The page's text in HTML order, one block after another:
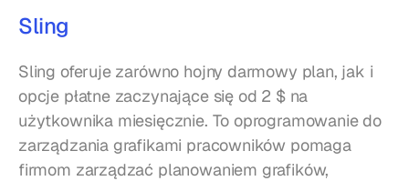
Sling
Sling oferuje zarówno hojny darmowy plan, jak i
opcje płatne zaczynające się od 2 $ na
użytkownika miesięcznie. To oprogramowanie do
zarządzania grafikami pracowników pomaga
firmom zarządzać planowaniem grafików,